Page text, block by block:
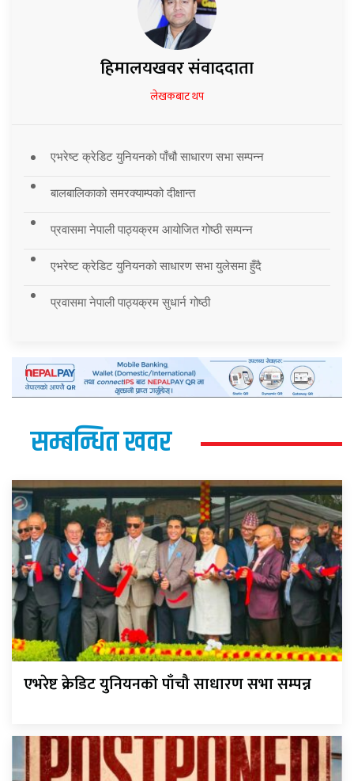
हिमालयखवर संवाददाता
लेखकबाट थप
एभरेष्ट क्रेडिट युनियनको पाँचौ साधारण सभा सम्पन्न
बालबालिकाको समरक्याम्पको दीक्षान्त
प्रवासमा नेपाली पाठ्यक्रम आयोजित गोष्ठी सम्पन्न
एभरेष्ट क्रेडिट युनियनको साधारण सभा युलेसमा हुँदै
प्रवासमा नेपाली पाठ्यक्रम सुधार्न गोष्ठी
सम्बन्धित खवर
एभरेष्ट क्रेडिट युनियनको पाँचौ साधारण सभा सम्पन्न